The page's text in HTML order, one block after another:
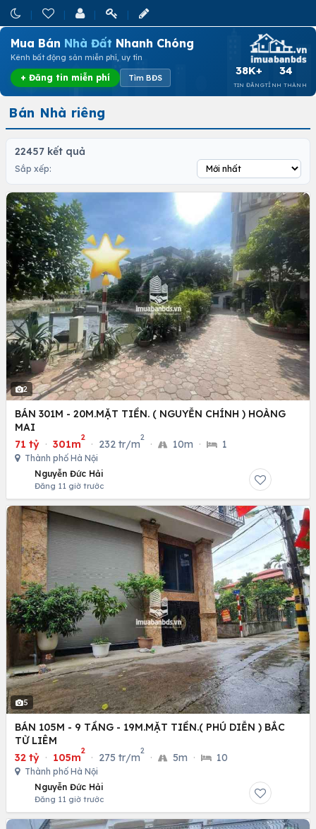
Mua Bán Nhà Đất Nhanh Chóng
Kênh bất động sản miễn phí, uy tín
+ Đăng tin miễn phí Tìm BĐS
38K+
TIN ĐĂNG
34
TỈNH THÀNH
Bán Nhà riêng
22457 kết quả
Sắp xếp:
2
BÁN 301M - 20M.MẶT TIỀN. ( NGUYỄN CHÍNH ) HOÀNG
MAI
71 tỷ · 301m
2
· 232 tr/m
2
· 10m · 1
Thành phố Hà Nội
Nguyễn Đức Hải
Đăng 11 giờ trước
5
BÁN 105M - 9 TẦNG - 19M.MẶT TIỀN.( PHÚ DIỄN ) BẮC
TỪ LIÊM
32 tỷ · 105m
2
· 275 tr/m
2
· 5m · 10
Thành phố Hà Nội
Nguyễn Đức Hải
Đăng 11 giờ trước